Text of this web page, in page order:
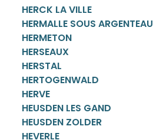
HERCK LA VILLE
HERMALLE SOUS ARGENTEAU
HERMETON
HERSEAUX
HERSTAL
HERTOGENWALD
HERVE
HEUSDEN LES GAND
HEUSDEN ZOLDER
HEVERLE